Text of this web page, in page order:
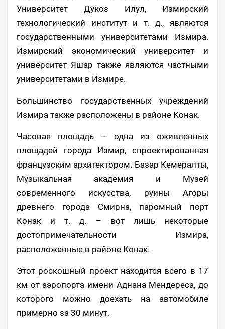
Университет Дукоз Илул, Измирский
технологический институт и т. д., являются
государственными университетами Измира.
Измирский экономический университет и
университет Яшар также являются частными
университетами в Измире.
Большинство государственных учреждений
Измира также расположены в районе Конак.
Часовая площадь — одна из оживленных
площадей города Измир, спроектированная
французским архитектором. Базар Кемералты,
Музыкальная академия и Музей
современного искусства, руины Агоры
древнего города Смирна, паромный порт
Конак и т. д. – вот лишь некоторые
достопримечательности Измира,
расположенные в районе Конак.
Этот роскошный проект находится всего в 17
км от аэропорта имени Аднана Мендереса, до
которого можно доехать на автомобиле
примерно за 30 минут.